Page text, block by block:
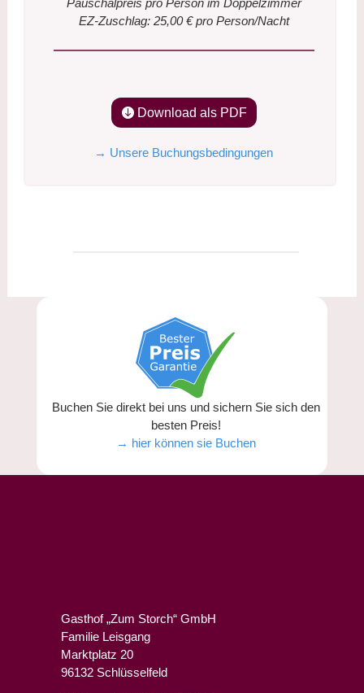
Pauschalpreis pro Person im Doppelzimmer
EZ-Zuschlag: 25,00 € pro Person/Nacht
Download als PDF
→ Unsere Buchungsbedingungen
Buchen Sie direkt bei uns und sichern Sie sich den
besten Preis!
→ hier können sie Buchen
Gasthof „Zum Storch“ GmbH
Familie Leisgang
Marktplatz 20
96132 Schlüsselfeld